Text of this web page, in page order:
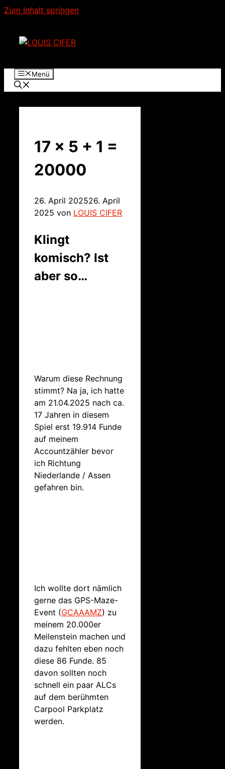
Zum Inhalt springen
Menü
17 x 5 + 1 =
20000
26. April 202526. April
2025 von LOUIS CIFER
Klingt
komisch? Ist
aber so…
Warum diese Rechnung
stimmt? Na ja, ich hatte
am 21.04.2025 nach ca.
17 Jahren in diesem
Spiel erst 19.914 Funde
auf meinem
Accountzähler bevor
ich Richtung
Niederlande / Assen
gefahren bin.
Ich wollte dort nämlich
gerne das GPS-Maze-
Event (GCAAAMZ) zu
meinem 20.000er
Meilenstein machen und
dazu fehlten eben noch
diese 86 Funde. 85
davon sollten noch
schnell ein paar ALCs
auf dem berühmten
Carpool Parkplatz
werden.